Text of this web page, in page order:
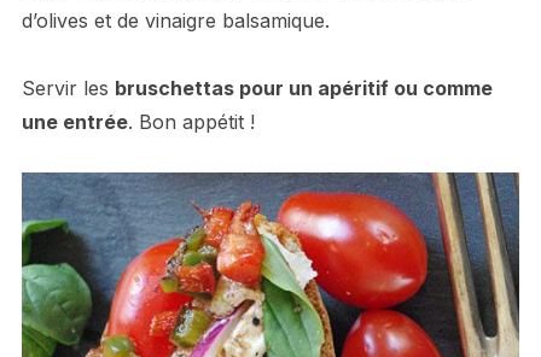
d’olives et de vinaigre balsamique.
Servir les bruschettas pour un apéritif ou comme
une entrée. Bon appétit !